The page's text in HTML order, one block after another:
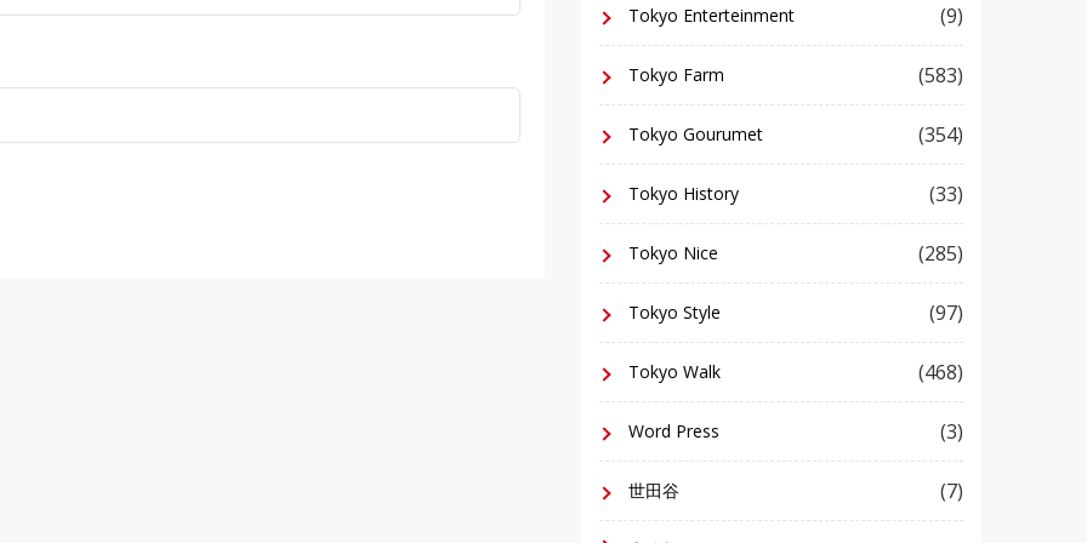
Tokyo Enterteinment (9)
Tokyo Farm (583)
Tokyo Gourumet (354)
Tokyo History (33)
Tokyo Nice (285)
Tokyo Style (97)
Tokyo Walk (468)
Word Press (3)
世田谷 (7)